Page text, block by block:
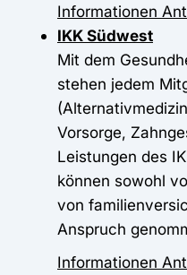
Informationen
IKK Südwest
Mit dem
stehen jedem
Vorsorge,
Leistungen des
können sowohl
von
Anspruch
Informationen